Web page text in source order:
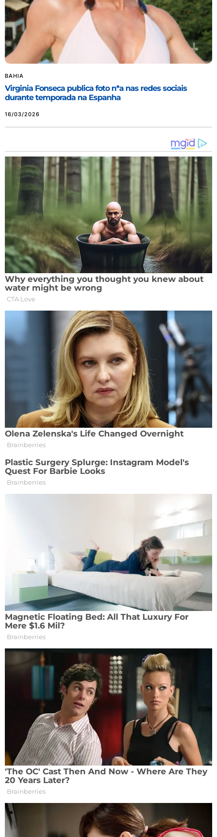
BAHIA
Virginia Fonseca publica foto n*a nas redes sociais
durante temporada na Espanha
16/03/2026